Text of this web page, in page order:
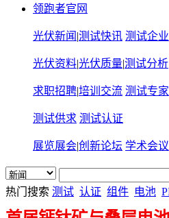
领跑者官网
光伏新闻 |测试快讯 测试企业
光伏资料|光伏质量|测试分析
求职招聘|培训交流 测试专家
测试供求 测试认证
展览展会|创新论坛 学术会议
热门搜索 测试 认证 组件 电池